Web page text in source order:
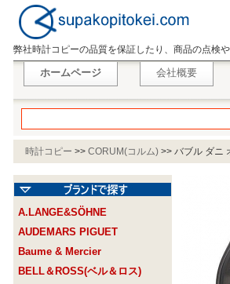
弊社時計コピーの品質を保証したり、商品の点検
ホームページ 会社概要
時計コピー >> CORUM(コルム) >> バブル ダニ
A.LANGE&SÖHNE
AUDEMARS PIGUET
Baume & Mercier
BELL＆ROSS(ベル＆ロス)